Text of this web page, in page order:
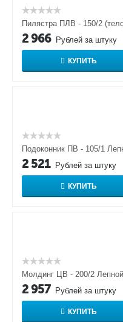
Пилястра ПЛВ - 150/2
2 966 Рублей за штуку
КУПИТЬ
Подоконник ПВ - 105/1
2 521 Рублей за штуку
КУПИТЬ
Молдинг ЦВ - 200/2
2 957 Рублей за штуку
КУПИТЬ